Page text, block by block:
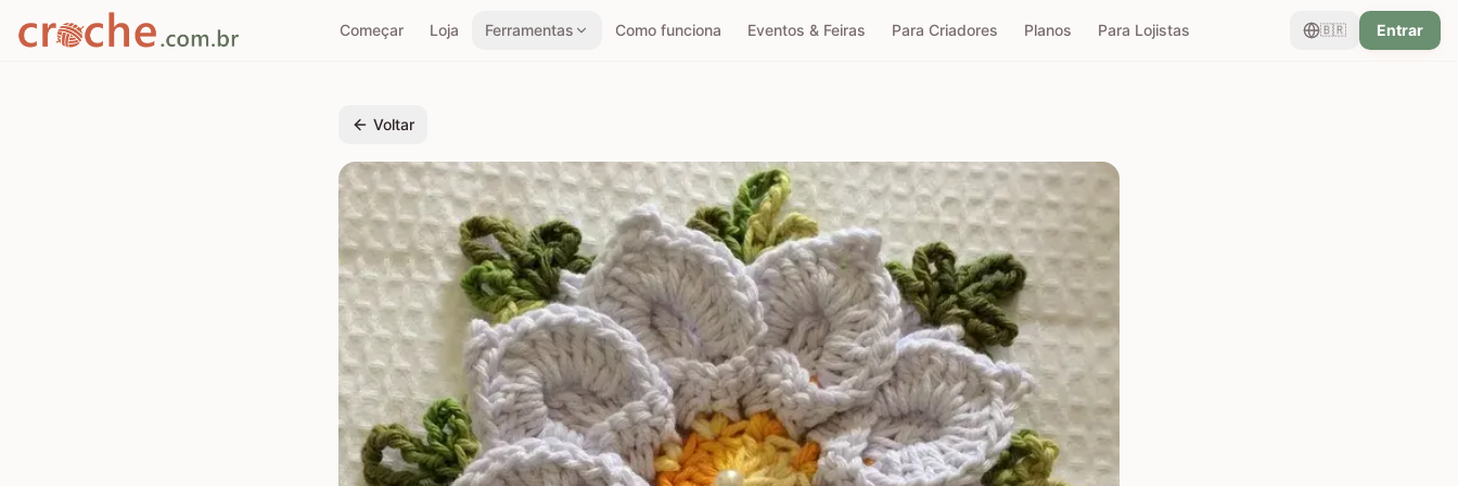
Começar Loja Ferramentas Como funciona Eventos & Feiras Para Criadores Planos Para Lojistas 🇧🇷 Entrar
Voltar